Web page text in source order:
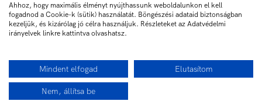
Ahhoz, hogy maximális élményt nyújthassunk weboldalunkon el kell
fogadnod a Cookie-k (sütik) használatát. Böngészési adataid biztonságban
kezeljük, és kizárólag jó célra használjuk. Részleteket az Adatvédelmi
irányelvek linkre kattintva olvashatsz.
Mindent elfogad Elutasítom
Nem, állítsa be